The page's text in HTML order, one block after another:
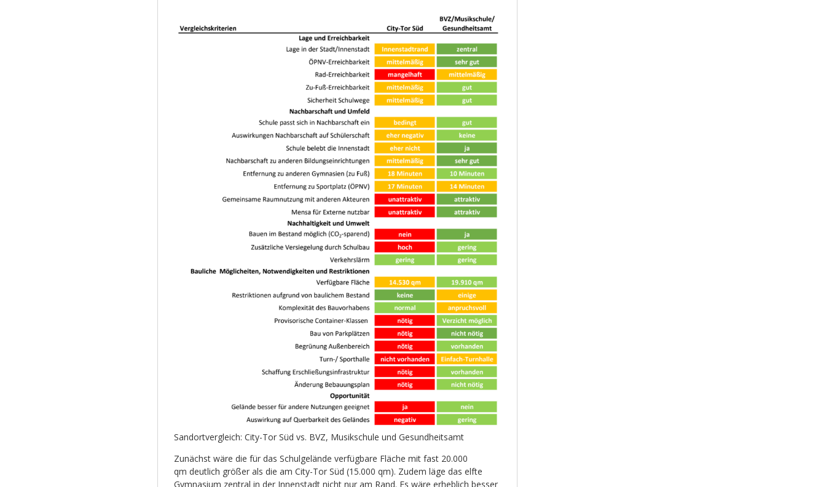
Sandortvergleich: City-Tor Süd vs. BVZ, Musikschule und Gesundheitsamt
Zunächst wäre die für das Schulgelände verfügbare Fläche mit fast 20.000
qm deutlich größer als die am City-Tor Süd (15.000 qm). Zudem läge das elfte
Gymnasium zentral in der Innenstadt nicht nur am Rand. Es wäre erheblich besser